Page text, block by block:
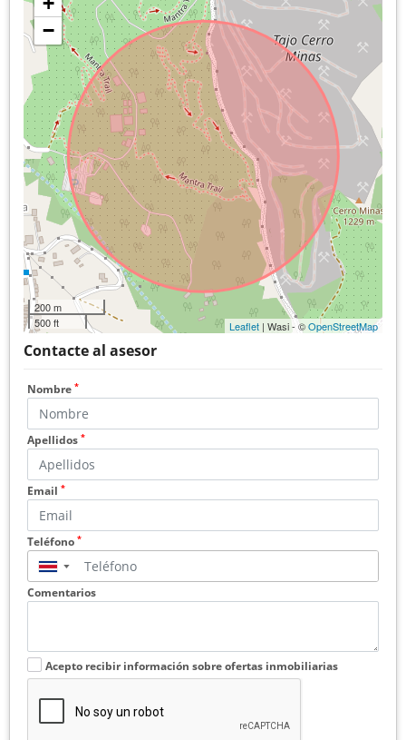
−
200 m
500 ft
Leaflet | Wasi - ©OpenStreetMap
Contacte al asesor
Nombre *
Apellidos *
Email *
Teléfono *
▼
Comentarios
Acepto recibir información sobre ofertas inmobiliarias